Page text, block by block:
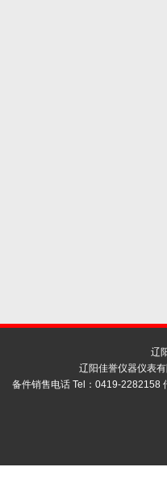
辽
辽阳佳誉仪器仪表
备件销售电话 Tel：0419-2282158